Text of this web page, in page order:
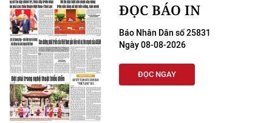
ĐỌC BÁO IN
Báo Nhân Dân số 25831
Ngày 08-08-2026
ĐỌC NGAY